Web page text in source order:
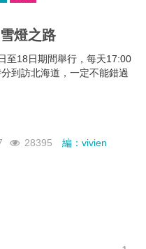
燈之路
至18日期間舉行，每天17:00
到訪北海道，一定不能錯過
28395 編：vivien